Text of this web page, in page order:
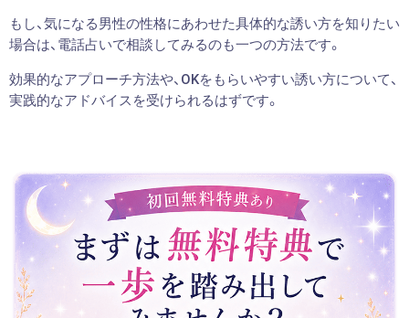
もし、気になる男性の性格にあわせた具体的な誘い方を知りたい
場合は、電話占いで相談してみるのも一つの方法です。
効果的なアプローチ方法や、OKをもらいやすい誘い方について、
実践的なアドバイスを受けられるはずです。